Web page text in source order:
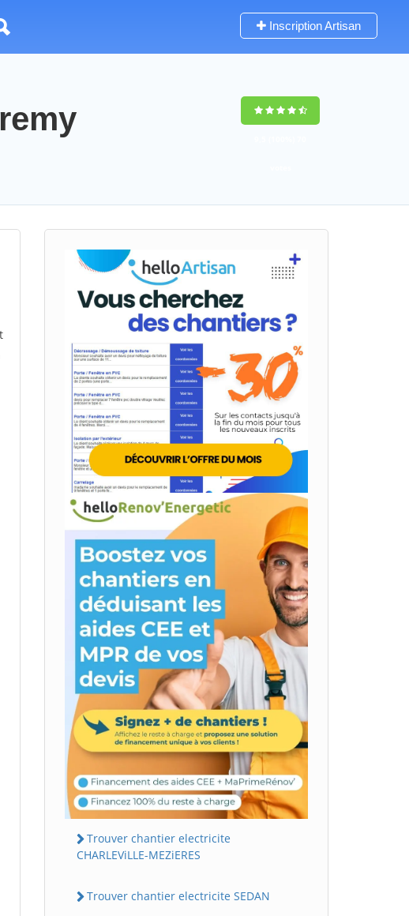
Inscription Artisan
Trouver chantier electricite
CHARLEViLLE-MEZiERES
Trouver chantier electricite SEDAN